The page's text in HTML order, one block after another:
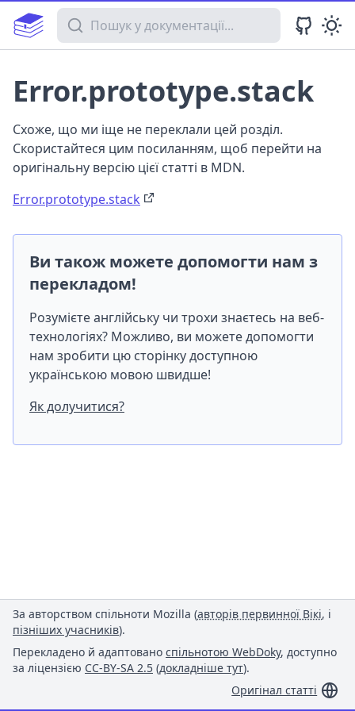
Пошук у документації
Error.prototype.stack
Схоже, що ми іще не переклали цей розділ.
Скористайтеся цим посиланням, щоб перейти на
оригінальну версію цієї статті в MDN.
Error.prototype.stack
Ви також можете допомогти нам з
перекладом!
Розумієте англійську чи трохи знаєтесь на веб-
технологіях? Можливо, ви можете допомогти
нам зробити цю сторінку доступною
українською мовою швидше!
Як долучитися?
За авторством спільноти Mozilla (авторів первинної Вікі, і
пізніших учасників).
Перекладено й адаптовано спільнотою WebDoky, доступно
за ліцензією CC-BY-SA 2.5 (докладніше тут).
Оригінал статті